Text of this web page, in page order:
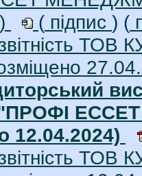
( підпис ) (
звітність
12.04.2024)
звітність